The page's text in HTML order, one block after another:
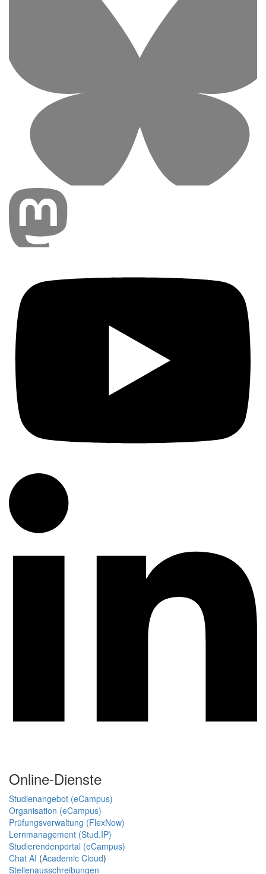
Online-Dienste
Studienangebot (eCampus)
Organisation (eCampus)
Prüfungsverwaltung (FlexNow)
Lernmanagement (Stud.IP)
Studierendenportal (eCampus)
Chat AI (Academic Cloud)
Stellenausschreibungen